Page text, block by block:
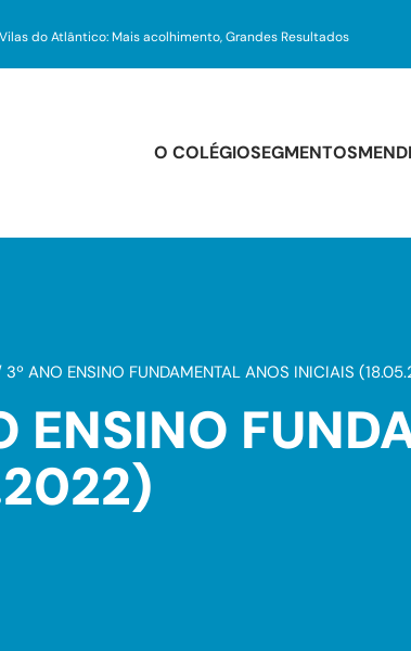
do Atlântico: Mais acolhimento, Grandes Resultados
O COLÉGIOSEGMENTOS
3º ANO ENSINO FUNDAMENTAL ANOS INICIAIS
ENSINO